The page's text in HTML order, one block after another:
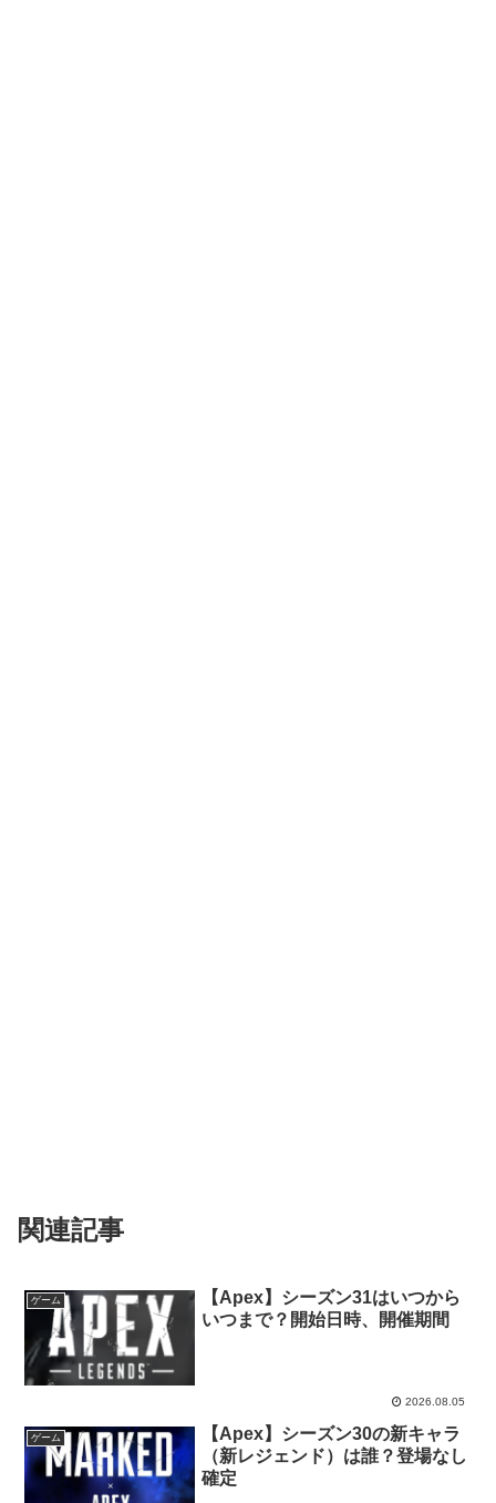
関連記事
ゲーム
【Apex】シーズン31はいつから
いつまで？開始日時、開催期間
2026.08.05
ゲーム
【Apex】シーズン30の新キャラ
（新レジェンド）は誰？登場なし
確定